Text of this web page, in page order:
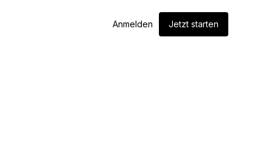
Anmelden Jetzt starten